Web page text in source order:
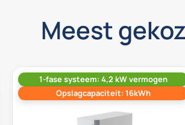
Meest
1-fase systeem: 4,2 kW vermogen
Opslagcapaciteit: 16kWh